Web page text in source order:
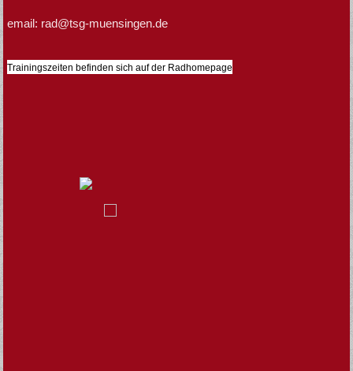
email: rad@tsg-muensingen.de
Trainingszeiten befinden sich auf der Radhomepage